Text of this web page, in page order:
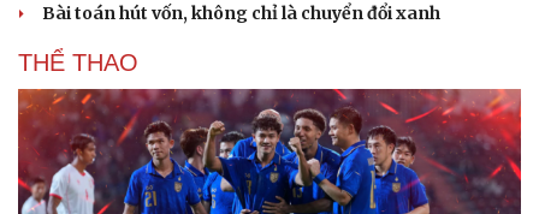
Bài toán hút vốn, không chỉ là chuyển đổi xanh
THỂ THAO